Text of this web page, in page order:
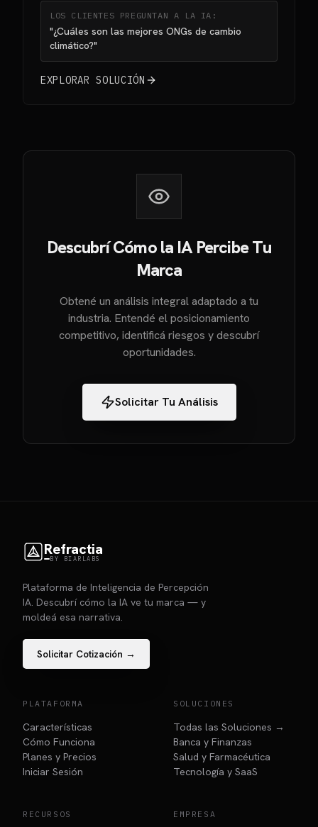
LOS CLIENTES PREGUNTAN A LA IA:
"¿Cuáles son las mejores ONGs de cambio
climático?"
EXPLORAR SOLUCIÓN
Descubrí Cómo la IA Percibe Tu
Marca
Obtené un análisis integral adaptado a tu
industria. Entendé el posicionamiento
competitivo, identificá riesgos y descubrí
oportunidades.
Solicitar Tu Análisis
Refractia
BY BIARLABS
Plataforma de Inteligencia de Percepción
IA. Descubrí cómo la IA ve tu marca — y
moldeá esa narrativa.
Solicitar Cotización →
PLATAFORMA
Características
Cómo Funciona
Planes y Precios
Iniciar Sesión
SOLUCIONES
Todas las Soluciones →
Banca y Finanzas
Salud y Farmacéutica
Tecnología y SaaS
RECURSOS EMPRESA